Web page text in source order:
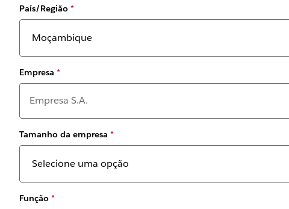
País/Região *
Empresa *
Tamanho da empresa *
Função *